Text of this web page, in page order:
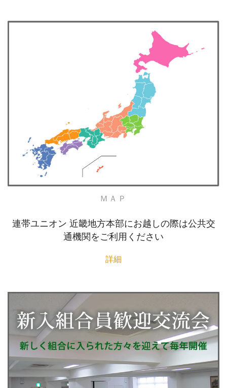
ＭＡＰ
連帯ユニオン 近畿地方本部にお越しの際は公共交
通機関をご利用ください
詳細